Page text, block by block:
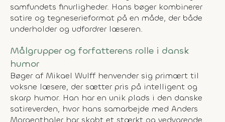
samfundets finurligheder. Hans bøger kombinerer
satire og tegneserieformat på en måde, der både
underholder og udfordrer læseren.
Målgrupper og forfatterens rolle i dansk
humor
Bøger af Mikael Wulff henvender sig primært til
voksne læsere, der sætter pris på intelligent og
skarp humor. Han har en unik plads i den danske
satireverden, hvor hans samarbejde med Anders
Morgenthaler har skabt et stærkt og vedvarende